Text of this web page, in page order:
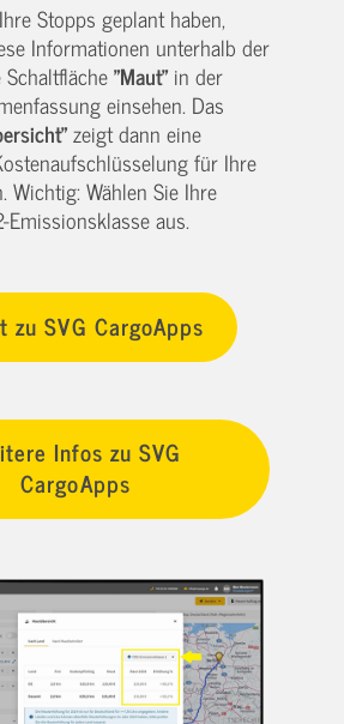
Stopps geplant haben,
Informationen unterhalb der
"Maut" in der
einsehen. Das
zeigt dann eine
für Ihre
Wichtig: Wählen Sie Ihre
Emissionsklasse aus.
zu SVG CargoApps
Infos zu SVG
CargoApps